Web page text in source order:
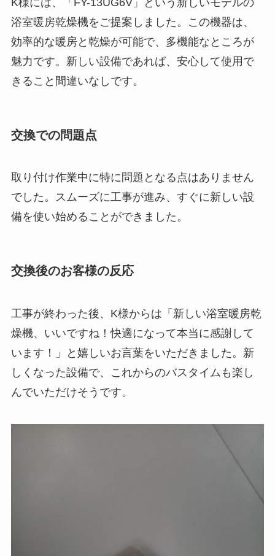
浴室暖房乾燥機をご提案しました。この機器は、
効率的な暖房と乾燥が可能で、多機能なところが
魅力です。新しい設備であれば、安心して使用で
きること間違いなしです。
交換での問題点
取り付け作業中に特に問題となる点はありません
でした。スムーズに工事が進み、すぐに新しい設
備を使い始めることができました。
交換後のお客様の反応
工事が終わった後、K様からは「新しい浴室暖房乾
燥機、いいですね！快適になって本当に感謝して
います！」と嬉しいお言葉をいただきました。新
しくなった設備で、これからのバスタイムも楽し
んでいただけそうです。